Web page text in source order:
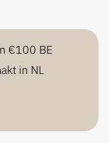
€100 BE
in NL